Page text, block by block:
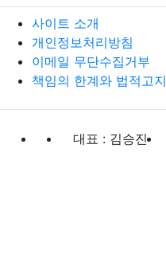
사이트 소개
개인정보처리방침
이메일 무단수집거부
책임의 한계와 법적고지
대표 : 김승진